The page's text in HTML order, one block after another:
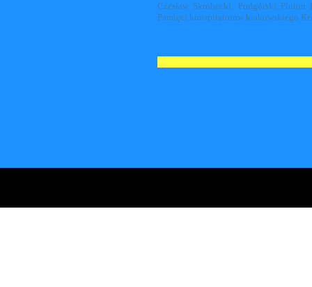
Czesław Skrobecki, Podgórski
Pamięci konspiratorów krakowskiego